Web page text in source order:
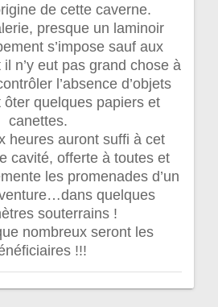
de cette caverne.
presque un laminoir
s’impose sauf aux
n’y eut pas grand chose à
l’absence d’objets
ôter quelques papiers et
canettes.
heures auront suffi à cet
cavité, offerte à toutes et
les promenades d’un
quelques
souterrains !
nombreux seront les
!!!